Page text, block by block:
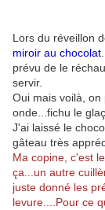
Lors du réveillon
miroir au chocolat
prévu de le
servir.
Oui mais voilà,
onde...fichu le
J'ai laissé le
gâteau très
Ma copine, c'est
ça...un autre
juste donné les
levure....Pour ce